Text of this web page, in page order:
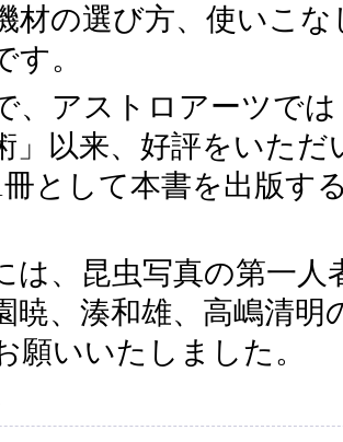
材の選び方、使いこ
す。
、アストロアーツで
」以来、好評をいた
として本書を出版す
、昆虫写真の第一人
暁、湊和雄、高嶋清明
願いいたしました。